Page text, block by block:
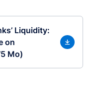
Liquidity:
on
Mo)